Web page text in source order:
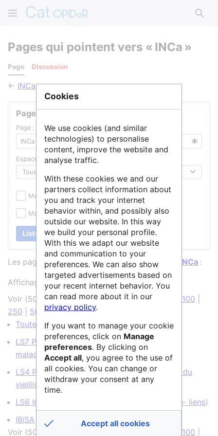
Pages qui pointent vers « INCa »
Page Discussion
← INCa
Pages liées
Page :
Espace de noms :
Masquer les inclusions Masquer les liens
Masquer les redirections
Lister
Les pages ci-dessous contiennent un lien vers INCa :
Affichage de 5 éléments.
Voir (50 précédentes|50 suivantes ) (20 100
250
500 )
Toutes les structures ( ← liens)
LS7 Prévention, diagnostic et traitement des
maladies humaines
(← liens)
LS4 Physiologie de la santé, de la maladie et du
vieillissement (← liens
LS6 Immunité, infection et immunothérapie
← liens)
IBiSA
← liens
Voir (50 précédentes 100
Cookies
We use cookies (and similar
technologies) to personalise
content, improve the website and
analyse traffic.
With these cookies we and our
partners collect information about
you and track your internet
behavior within, and possibly also
outside our website. In this way
we build your personal profile.
With this we adapt our website
and communication to your
preferences. We can also show
targeted advertisements based on
your recent internet behavior. You
can read more about it in our
privacy policy.
If you want to manage your cookie
preferences, click on Manage
preferences. By clicking on
Accept all, you agree to the use of
all cookies. You can change or
withdraw your consent at any
time.
Accept all cookies